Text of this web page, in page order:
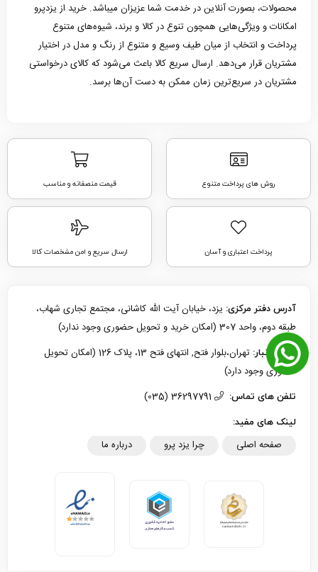
محصولات، بصورت آنلاین در خدمت شما عزیزان میباشد. خرید از یزدپرو
امکانات و ویژگی‌هایی همچون تنوع در کالا و برند، شیوه‌های متنوع
پرداخت و انتخاب از میان طیف وسیع و متنوع از رنگ و مدل در اختیار
مشتریان قرار می‌دهد. ارسال سریع کالا باعث می‌شود که کالای درخواستی
مشتریان در سریع‌ترین زمان ممکن به دست آن‌ها برسد.
روش های پرداخت متنوع قیمت منصفانه و مناسب
پرداخت اعتباری و آسان ارسال سریع و امن مشخصات کالا
آدرس دفتر مرکزی: یزد، خیابان آیت الله کاشانی، مجتمع تجاری شهاب،
طبقه دوم، واحد 307 (امکان خرید و تحویل حضوری وجود ندارد)
آدرس انبار:
تهران،بلوار فتح, انتهای فتح 13، پلاک 126 (امکان تحویل
حضوری وجود دارد)
تلفن های تماس:
لینک های مفید:
صفحه اصلی چرا یزد پرو درباره ما